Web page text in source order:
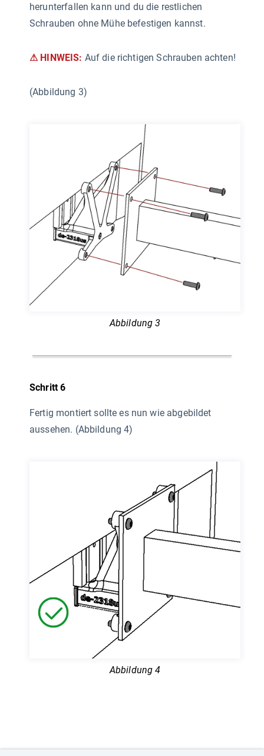
herunterfallen kann und du die restlichen
Schrauben ohne Mühe befestigen kannst.
⚠ HINWEIS: Auf die richtigen Schrauben achten!
(Abbildung 3)
Abbildung 3
Schritt 6
Fertig montiert sollte es nun wie abgebildet
aussehen. (Abbildung 4)
Abbildung 4